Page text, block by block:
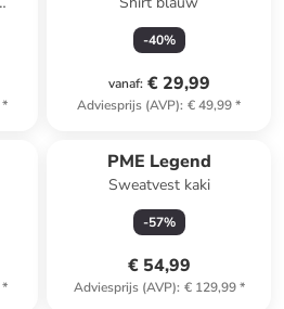
*
-40%
vanaf: € 29,99
Adviesprijs (AVP): € 49,99*
*
PME Legend
Sweatvest kaki
-57%
€ 54,99
Adviesprijs (AVP): € 129,99*